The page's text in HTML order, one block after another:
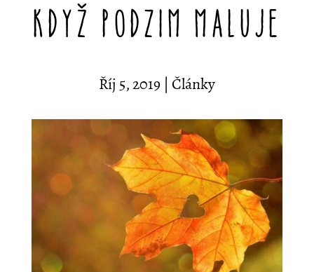
Když podzim maluje
Říj 5, 2019 | Články